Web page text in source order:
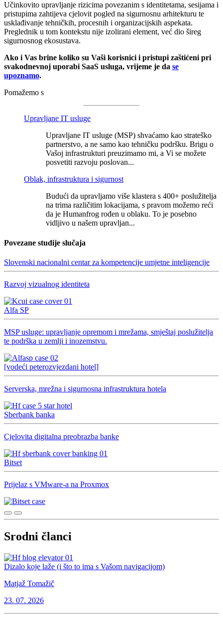
Učinkovito upravljanje rizicima povezanim s identitetama, sesijama i
pristupima zahtijeva cjelovit pogled na sigurnosnu arhitekturu te
usklađivanje tehničkih, procesnih i organizacijskih aspekata.
Preglednik u tom kontekstu nije izolirani element, već dio šireg
sigurnosnog ekosustava.
Ako i Vas brine koliko su Vaši korisnici i pristupi zaštićeni pri
svakodnevnoj uporabi SaaS usluga, vrijeme je da se
upoznamo.
Pomažemo s
Upravljane IT usluge
Upravljane IT usluge (MSP) shvaćamo kao strateško
partnerstvo, a ne samo kao tehničku podršku. Brigu o
Vašoj infrastrukturi preuzimamo mi, a Vi se možete
posvetiti razvoju poslovan...
Oblak, infrastruktura i sigurnost
Budući da upravljamo više klastera s 400+ poslužitelja
na trima različitim lokacijama, s pravom možemo reći
da je Humanfrog rođen u oblaku. To je posebno
vidljivo u našem upravljan...
Povezane studije slučaja
Slovenski nacionalni centar za kompetencije umjetne inteligencije
Razvoj vizualnog identiteta
Alfa SP
MSP usluge: upravljanje opremom i mrežama, smještaj poslužitelja
te podrška u zemlji i inozemstvu.
[vodeći peterozvjezdani hotel]
Serverska, mrežna i sigurnosna infrastruktura hotela
Sberbank banka
Cjelovita digitalna preobrazba banke
Bitset
Prijelaz s VMware-a na Proxmox
Srodni članci
Dizalo koje laže (i što to ima s Vašom navigacijom)
Matjaž Tomažič
23. 07. 2026